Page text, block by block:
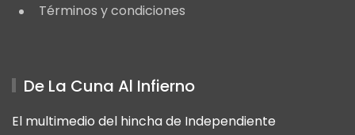
Términos y condiciones
De La Cuna Al Infierno
El multimedio del hincha de Independiente